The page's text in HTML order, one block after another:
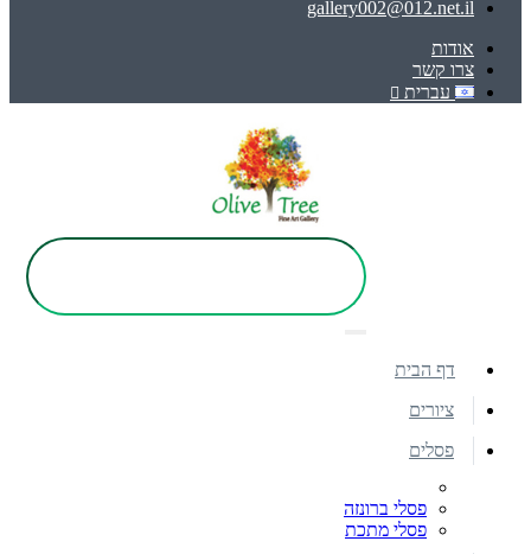
gallery002@012.net.il
אודות
צרו קשר
עברית
דף הבית
ציורים
פסלים
פסלי ברונזה
פסלי מתכת